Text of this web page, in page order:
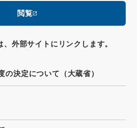
閲覧
外部サイトにリンクします。
の決定について（大蔵省）